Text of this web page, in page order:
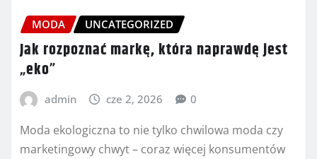
MODA UNCATEGORIZED
Jak rozpoznać markę, która naprawdę jest
„eko”
admin cze 2, 2026 0
Moda ekologiczna to nie tylko chwilowa moda czy
marketingowy chwyt – coraz więcej konsumentów